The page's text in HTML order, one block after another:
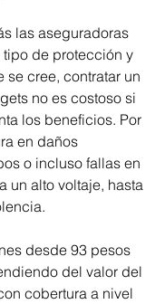
las aseguradoras
tipo de protección y
se cree, contratar un
no es costoso si
los beneficios. Por
en daños
o incluso fallas en
un alto voltaje, hasta
desde 93 pesos
del valor del
cobertura a nivel